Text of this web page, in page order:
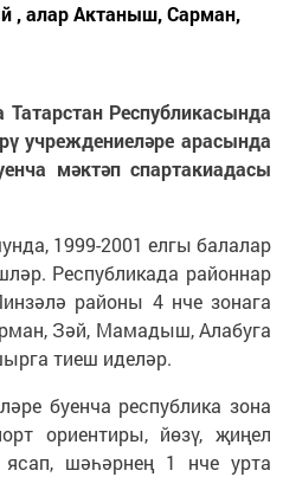
, алар Актаныш, Сарман,
Республикасында
учреждениеләре арасында
мәктәп спартакиадасы
1999-2001 елгы балалар
Республикада районнар
районы 4 нче зонага
Зәй, Мамадыш, Алабуга
тиеш иделәр.
буенча республика зона
ориентиры, йөзү, җиңел
шәһәрнең 1 нче урта